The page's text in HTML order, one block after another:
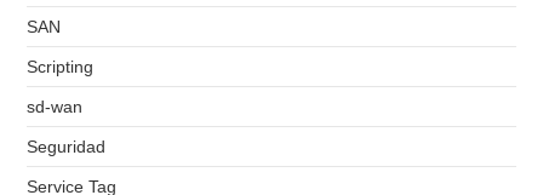
SAN
Scripting
sd-wan
Seguridad
Service Tag